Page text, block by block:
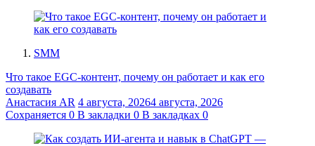
SMM
Что такое EGC-контент, почему он работает и как его
создавать
Анастасия AR 4 августа, 20264 августа, 2026
Сохраняется 0 В закладки 0 В закладках 0